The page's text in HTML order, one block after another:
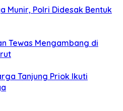
Munir, Polri Didesak Bentuk
Tewas Mengambang di
Tanjung Priok Ikuti